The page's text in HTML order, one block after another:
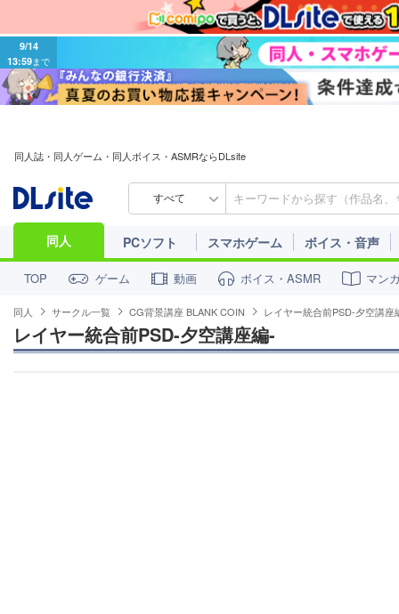
9/14
13:59まで
同人誌・同人ゲーム・同人ボイス・ASMRならDLsite
すべて
同人 PCソフト スマホゲーム ボイス・音声
TOP ゲーム 動画 ボイス・ASMR マン
同人 サークル一覧 CG背景講座 BLANK COIN レイヤー統合前PSD-夕空講座
レイヤー統合前PSD-夕空講座編-